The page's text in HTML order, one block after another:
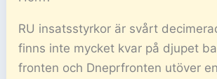
RU insatsstyrkor är svårt
finns inte mycket kvar på djupet
fronten och Dneprfronten utöver